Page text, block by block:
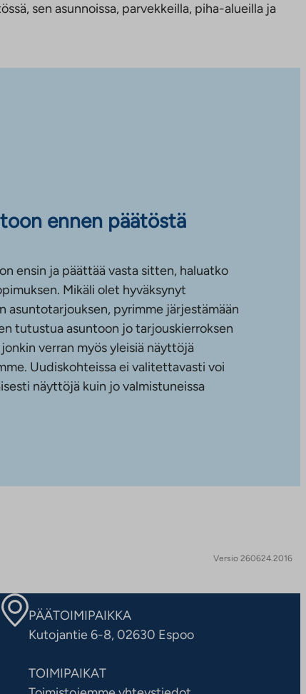
sen asunnoissa, parvekkeilla, piha-alueilla ja
ennen päätöstä
ensin ja päättää vasta sitten, haluatko
Mikäli olet hyväksynyt
asuntotarjouksen, pyrimme järjestämään
tutustua asuntoon jo tarjouskierroksen
verran myös yleisiä näyttöjä
Uudiskohteissa ei valitettavasti voi
näyttöjä kuin jo valmistuneissa
Versio 260624.2016
PÄÄTOIMIPAIKKA
Kutojantie 6-8, 02630 Espoo
TOIMIPAIKAT